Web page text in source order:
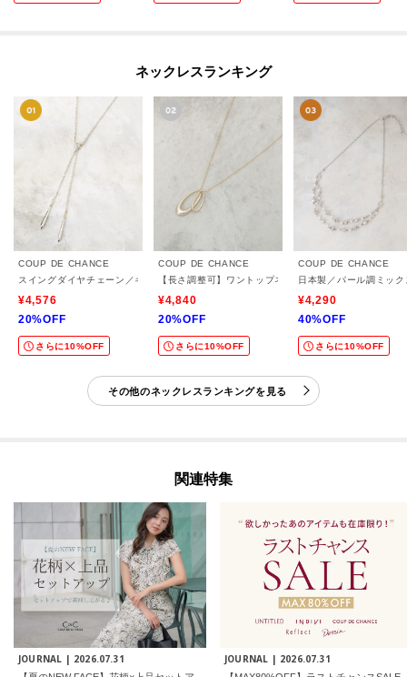
ネックレスランキング
COUP DE CHANCE
スイングダイヤチェーン／キラキラ／大人ネックレス／華やか
¥4,576
20%OFF
さらに10%OFF
COUP DE CHANCE
【長さ調整可】ワントップネックレス
¥4,840
20%OFF
さらに10%OFF
COUP DE CHANCE
日本製／パール調ミッ
¥4,290
40%OFF
さらに10%OFF
その他のネックレスランキングを見る
関連特集
JOURNAL | 2026.07.31 JOURNAL | 2026.07.31